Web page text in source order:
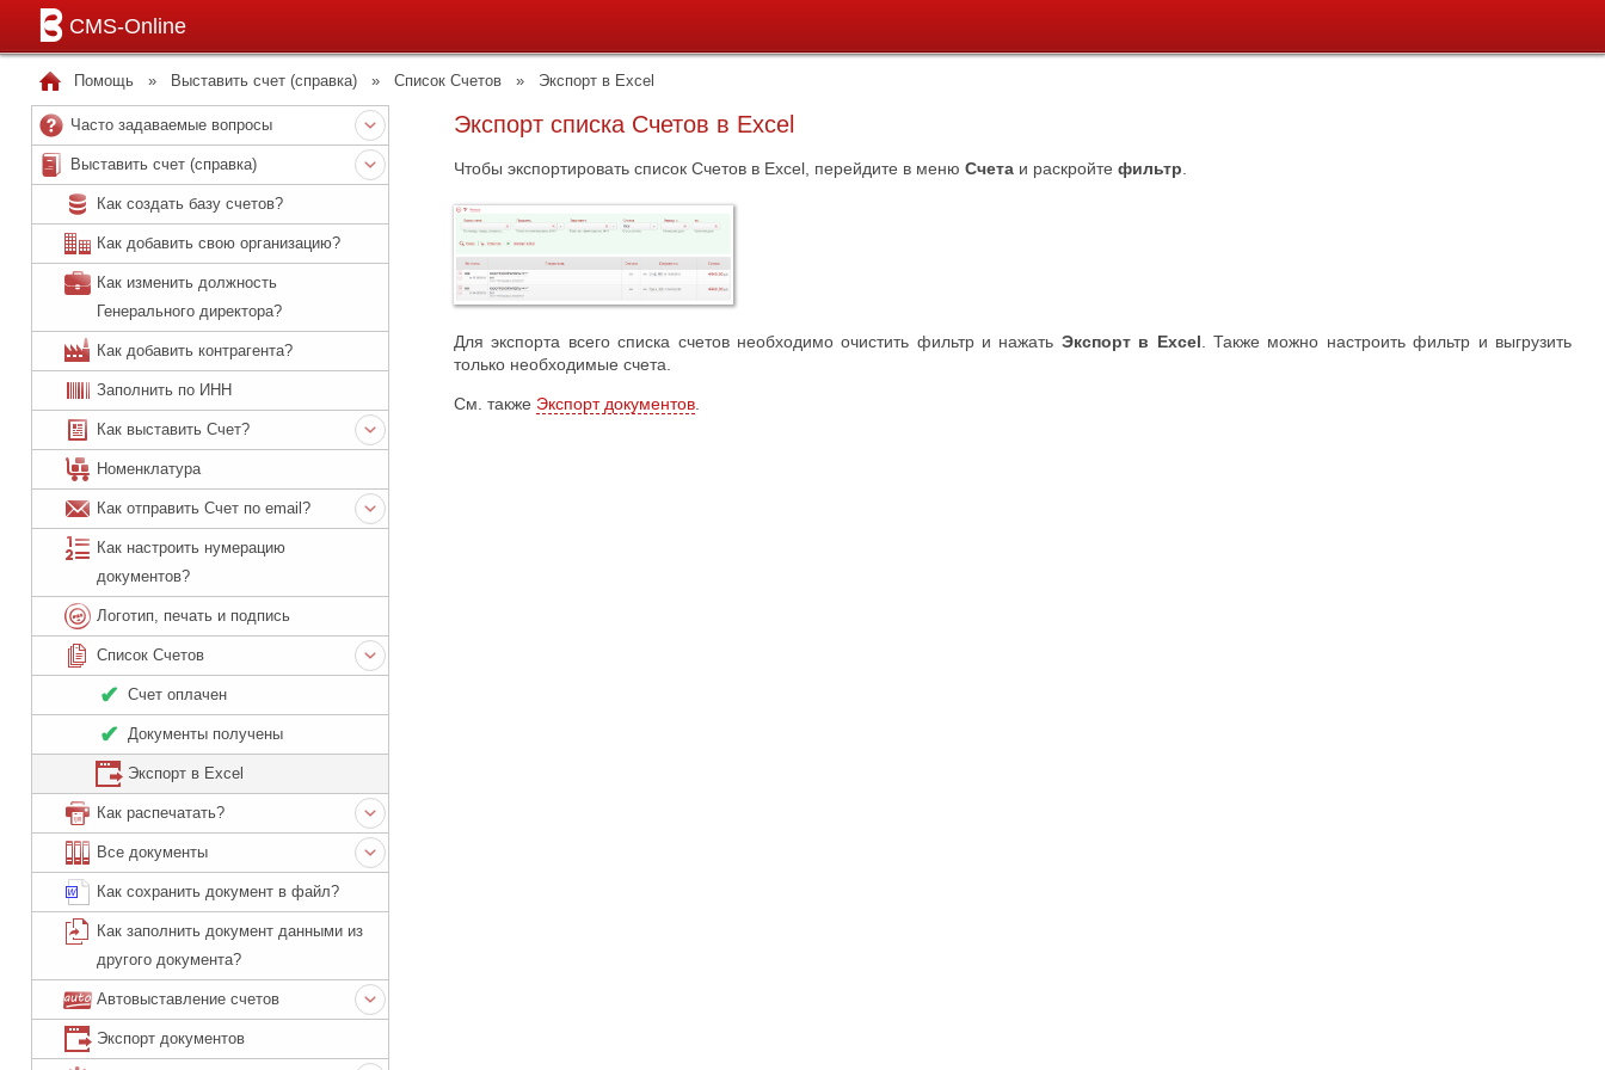
CMS-Online
Помощь » Выставить счет (справка) » Список Счетов » Экспорт в Excel
Часто задаваемые вопросы
Выставить счет (справка)
Как создать базу счетов?
Как добавить свою организацию?
Как изменить должность
Генерального директора?
Как добавить контрагента?
Заполнить по ИНН
Как выставить Счет?
Номенклатура
Как отправить Счет по email?
Как настроить нумерацию
документов?
Логотип, печать и подпись
Список Счетов
Счет оплачен
Документы получены
Экспорт в Excel
Как распечатать?
Все документы
Как сохранить документ в файл?
Как заполнить документ данными из
другого документа?
Автовыставление счетов
Экспорт документов
Экспорт списка Счетов в Excel
Чтобы экспортировать список Счетов в Excel, перейдите в меню Счета и раскройте фильтр
Для экспорта всего списка счетов необходимо очистить фильтр и нажать Экспорт в Excel . Также можно настроить фильтр и выгрузить
только необходимые счета.
См. также Экспорт документов